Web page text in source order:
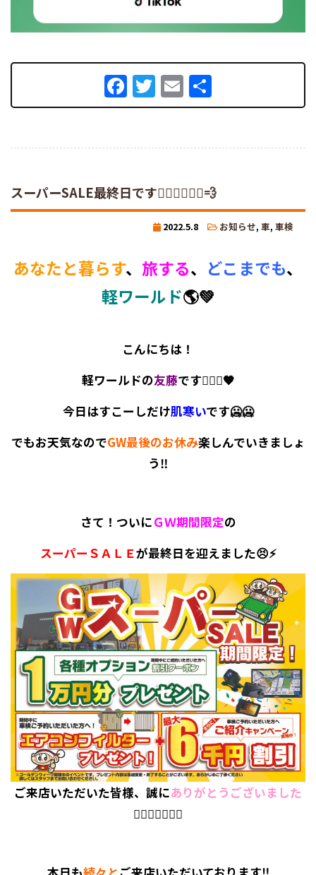
Facebook
Twitter
Email
有
スーパーSALE最終日です🏃🏻‍♀️🏃🏻‍♂️💨
2022.5.8 お知らせ, 車, 車検
あなたと暮らす、 旅する、 どこまでも、
軽ワールド🌎💚
こんにちは！
軽ワールドの友藤です💁🏻‍♀️🧡
今日はすこーしだけ肌寒いです🥶🥶
でもお天気なのでGW最後のお休み楽しんでいきましょ
う‼
さて！ついにＧＷ期間限定の
スーパーＳＡＬＥが最終日を迎えました😣⚡
ご来店いただいた皆様、誠にありがとうございました
🙇🏻‍♀️🙇🏻‍♂️✨